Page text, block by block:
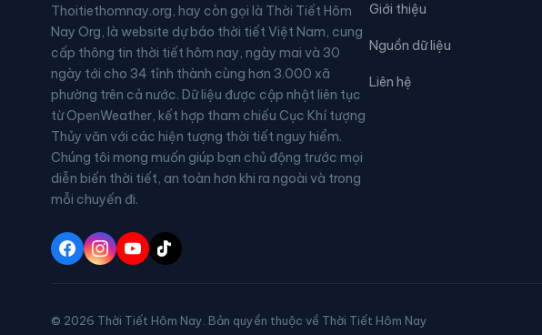
Thoitiethomnay.org, hay còn gọi là Thời Tiết Hôm
Nay Org, là website dự báo thời tiết Việt Nam, cung
cấp thông tin thời tiết hôm nay, ngày mai và 30
ngày tới cho 34 tỉnh thành cùng hơn 3.000 xã
phường trên cả nước. Dữ liệu được cập nhật liên tục
từ OpenWeather, kết hợp tham chiếu Cục Khí tượng
Thủy văn với các hiện tượng thời tiết nguy hiểm.
Chúng tôi mong muốn giúp bạn chủ động trước mọi
diễn biến thời tiết, an toàn hơn khi ra ngoài và trong
mỗi chuyến đi.
Giới thiệu
Nguồn dữ liệu
Liên hệ
© 2026 Thời Tiết Hôm Nay. Bản quyền thuộc về Thời Tiết Hôm Nay